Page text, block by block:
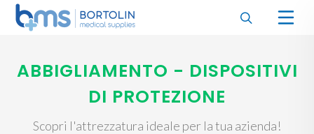
ABBIGLIAMENTO - DISPOSITIVI
DI PROTEZIONE
Scopri l'attrezzatura ideale per la tua azienda!